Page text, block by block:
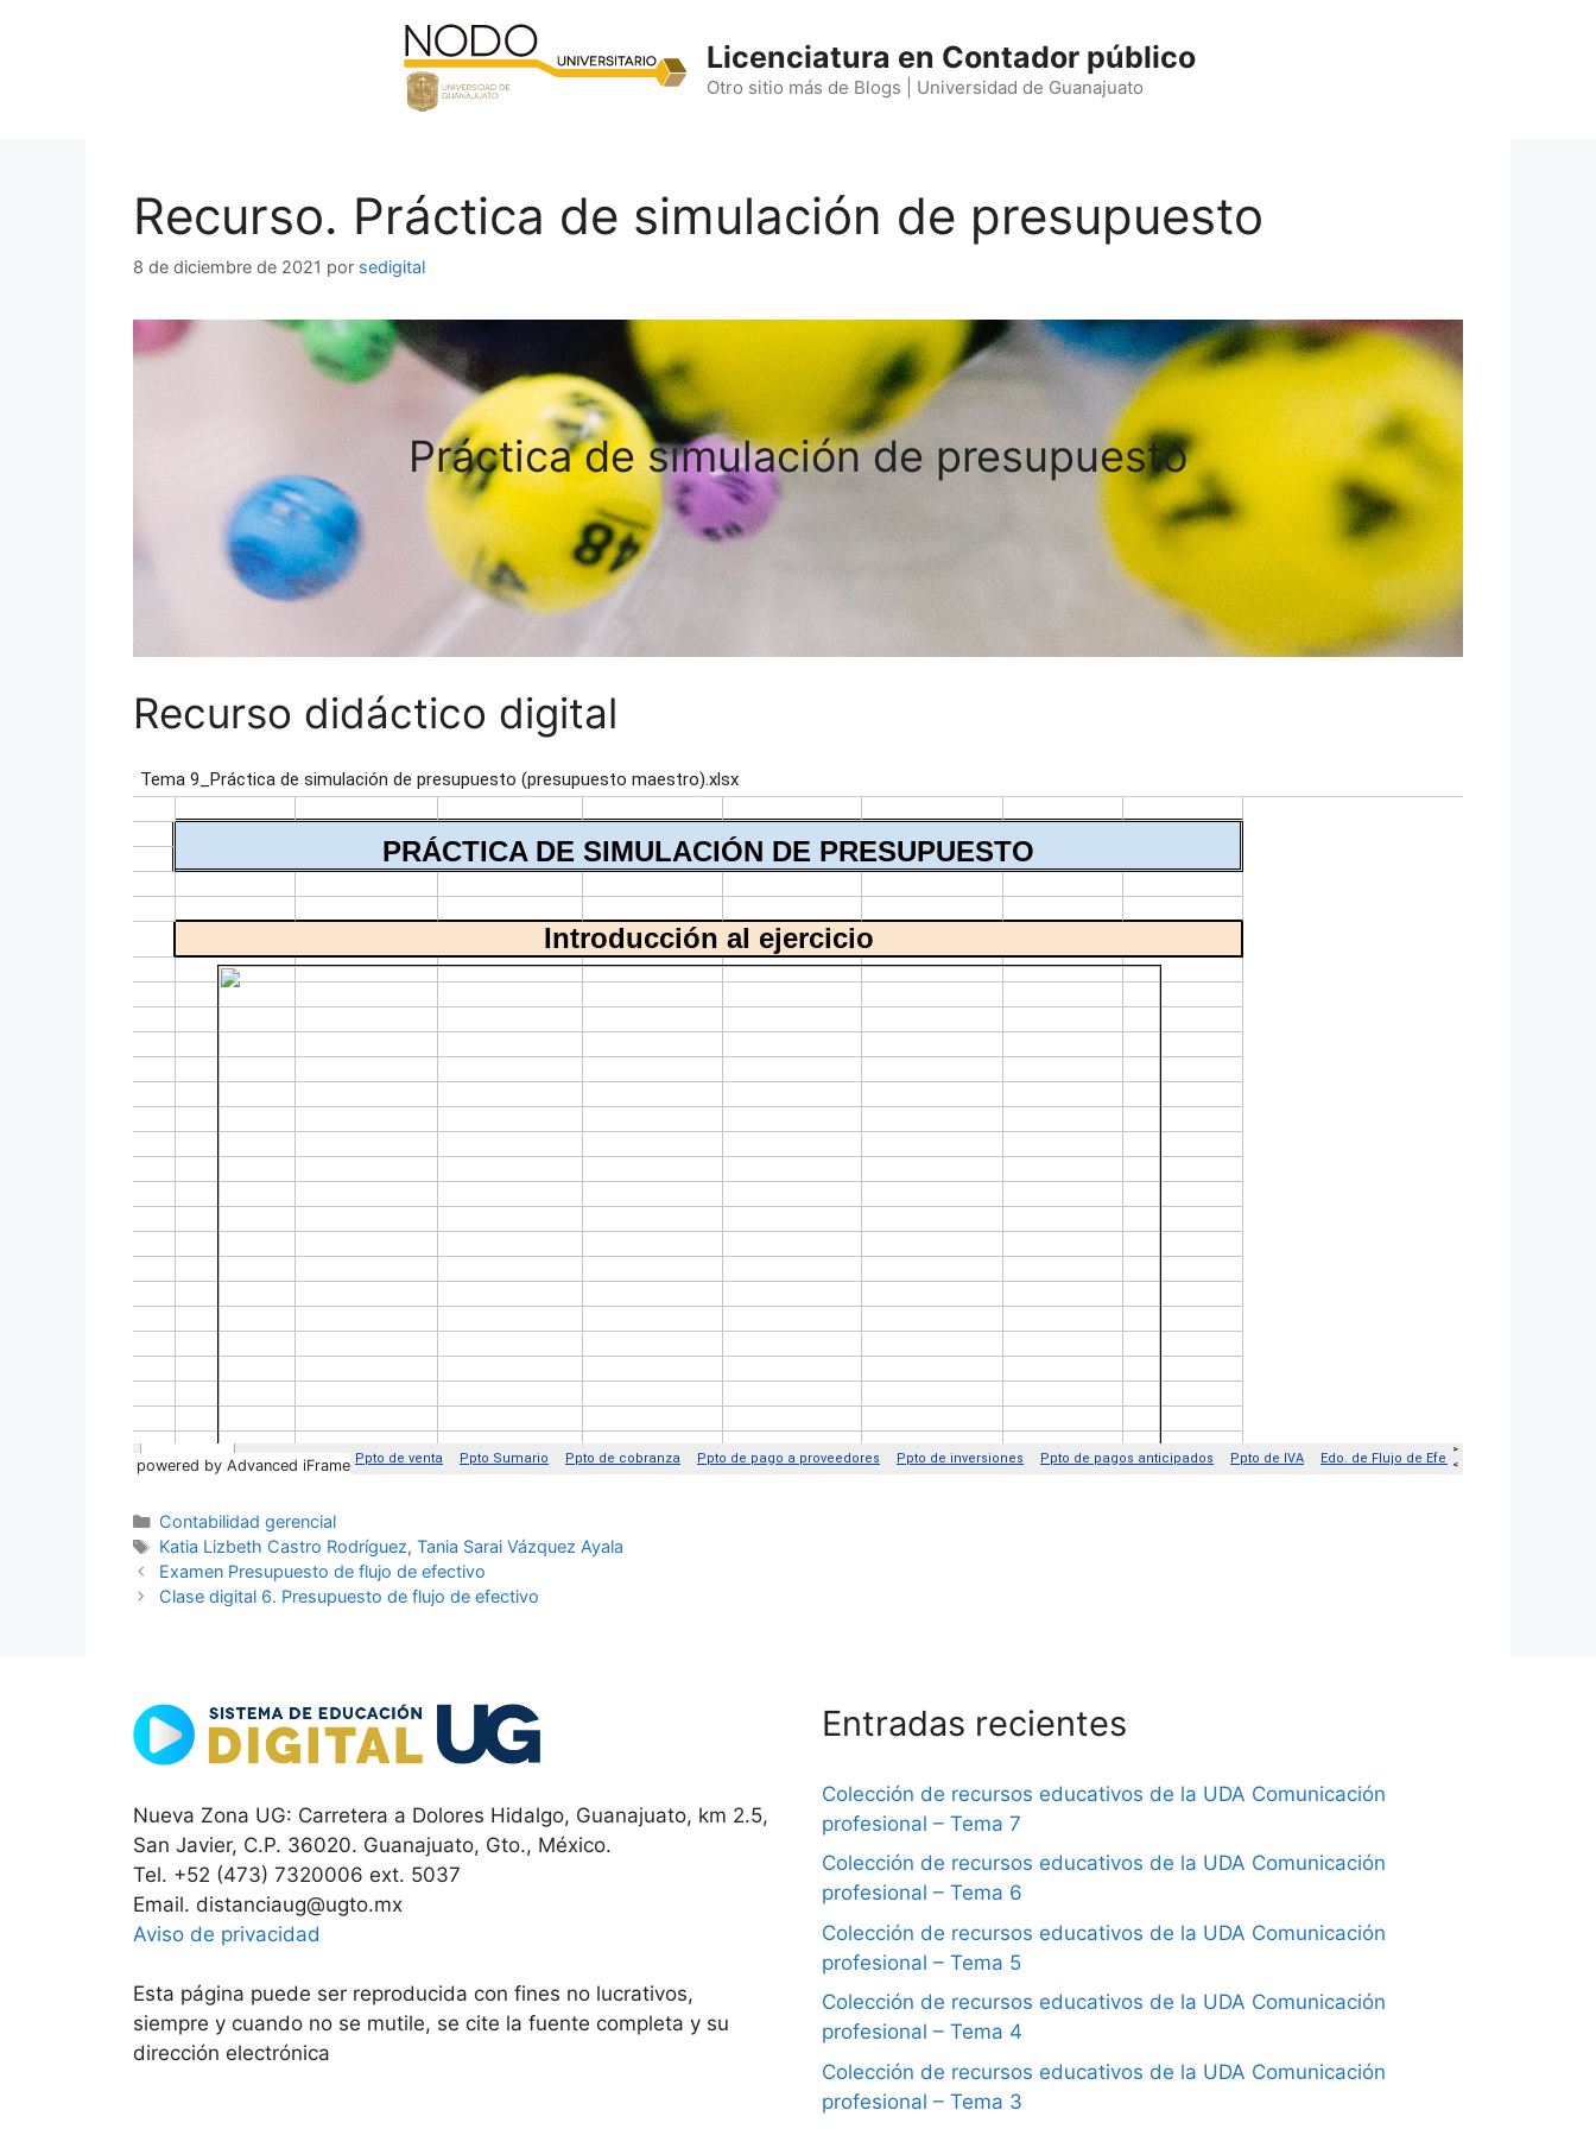
Licenciatura en Contador público
Otro sitio más de Blogs | Universidad de Guanajuato
Recurso. Práctica de simulación de presupuesto
8 de diciembre de 2021 por sedigital
Práctica de simulación de presupuesto
Recurso didáctico digital
powered by Advanced iFrame
Categorías
Contabilidad gerencial
Etiquetas
Katia Lizbeth Castro Rodríguez, Tania Sarai Vázquez Ayala
Examen Presupuesto de flujo de efectivo
Clase digital 6. Presupuesto de flujo de efectivo
Nueva Zona UG: Carretera a Dolores Hidalgo, Guanajuato, km 2.5,
San Javier, C.P. 36020. Guanajuato, Gto., México.
Tel. +52 (473) 7320006 ext. 5037
Email. distanciaug@ugto.mx
Aviso de privacidad
Esta página puede ser reproducida con fines no lucrativos,
siempre y cuando no se mutile, se cite la fuente completa y su
dirección electrónica
Entradas recientes
Colección de recursos educativos de la UDA Comunicación
profesional – Tema 7
Colección de recursos educativos de la UDA Comunicación
profesional – Tema 6
Colección de recursos educativos de la UDA Comunicación
profesional – Tema 5
Colección de recursos educativos de la UDA Comunicación
profesional – Tema 4
Colección de recursos educativos de la UDA Comunicación
profesional – Tema 3